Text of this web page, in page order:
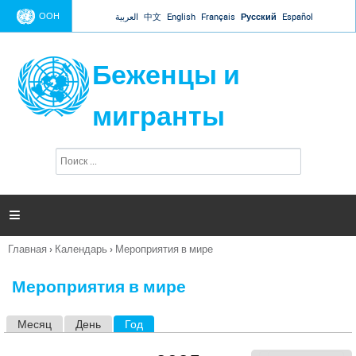
Jump to navigation
ООН العربية 中文 English Français Русский Español
Беженцы и
мигранты
п
и

Вы
Главная › Календарь › Мероприятия в мире
Мероприятия в мире
Месяц День Год